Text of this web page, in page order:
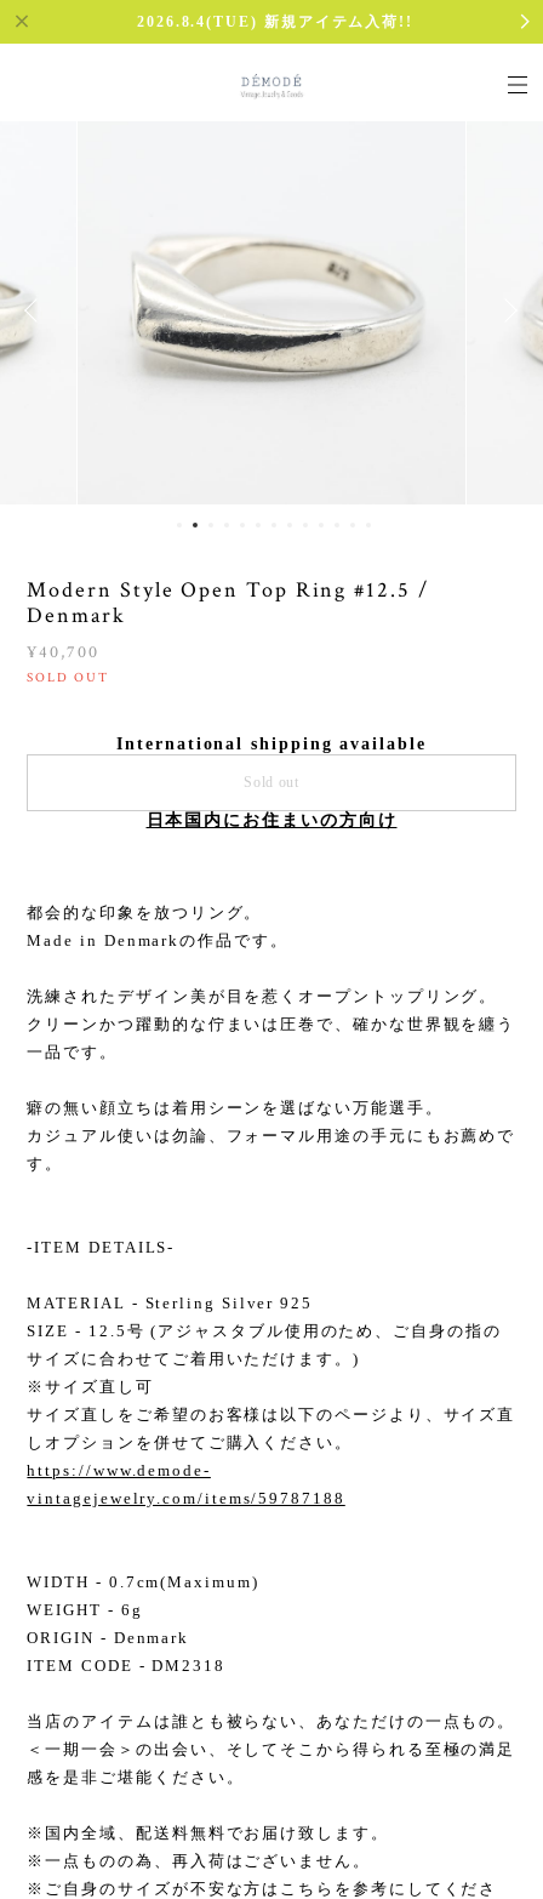
2026.8.4(TUE) 新規アイテム入荷!!
Modern Style Open Top Ring #12.5 /
Denmark
¥40,700
SOLD OUT
International shipping available
Sold out
日本国内にお住まいの方向け
都会的な印象を放つリング。
Made in Denmarkの作品です。
洗練されたデザイン美が目を惹くオープントップリング。
クリーンかつ躍動的な佇まいは圧巻で、確かな世界観を纏う
一品です。
癖の無い顔立ちは着用シーンを選ばない万能選手。
カジュアル使いは勿論、フォーマル用途の手元にもお薦めで
す。
-ITEM DETAILS-
MATERIAL - Sterling Silver 925
SIZE - 12.5号 (アジャスタブル使用のため、ご自身の指の
サイズに合わせてご着用いただけます。)
※サイズ直し可
サイズ直しをご希望のお客様は以下のページより、サイズ直
しオプションを併せてご購入ください。
https://www.demode-
vintagejewelry.com/items/59787188
WIDTH - 0.7cm(Maximum)
WEIGHT - 6g
ORIGIN - Denmark
ITEM CODE - DM2318
当店のアイテムは誰とも被らない、あなただけの一点もの。
＜一期一会＞の出会い、そしてそこから得られる至極の満足
感を是非ご堪能ください。
※国内全域、配送料無料でお届け致します。
※一点ものの為、再入荷はございません。
※ご自身のサイズが不安な方はこちらを参考にしてくださ